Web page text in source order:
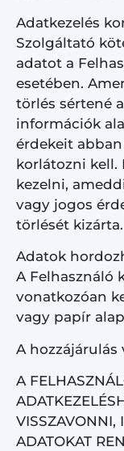
Adatkezelés
Szolgáltató
adatot a
esetében.
törlés sértené
információk
érdekeit
korlátozni kell.
kezelni,
vagy jogos
törlését kizárta.
Adatok
A Felhasználó
vonatkozóan
vagy papír
A hozzájárulás
A
VISSZAVONNI,
ADATOKAT